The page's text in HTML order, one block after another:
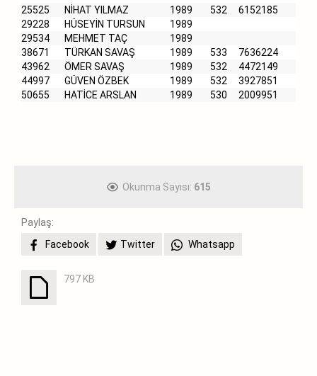
25525
NİHAT YILMAZ 1989 532
6152185
29228
HÜSEYİN TURSUN
1989
29534
MEHMET TAÇ
1989
38671
TÜRKAN SAVAŞ 1989 533
7636224
43962
ÖMER SAVAŞ 1989 532
4472149
44997
GÜVEN ÖZBEK 1989 532
3927851
50655
HATİCE ARSLAN 1989 530 2009951
Okunma Sayısı: 615
Paylaş:
Facebook
Twitter Whatsapp
797 KB